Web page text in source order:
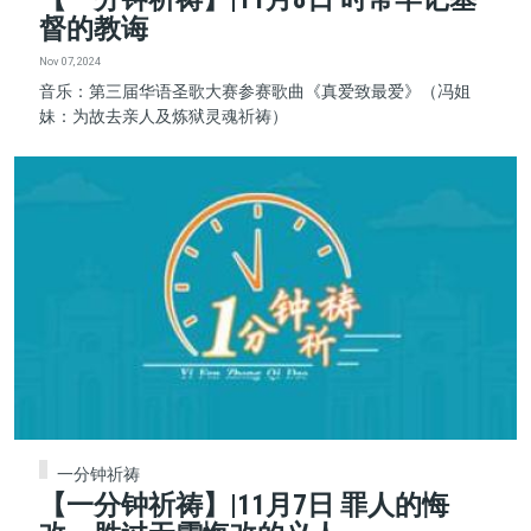
督的教诲
Nov 07, 2024
音乐：第三届华语圣歌大赛参赛歌曲《真爱致最爱》（冯姐
妹：为故去亲人及炼狱灵魂祈祷）
一分钟祈祷
【一分钟祈祷】|11月7日 罪人的悔